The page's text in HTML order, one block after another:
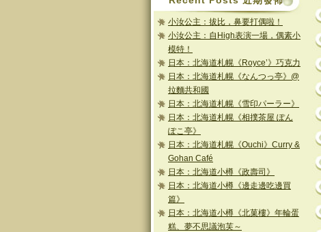
小汝公主：拔比，鼻要打偶啦！
小汝公主：自High表演一場，偶素小
模特！
日本：北海道札幌《Royce’》巧克力
日本：北海道札幌《なんつっ亭》@
拉麵共和國
日本：北海道札幌《雪印パーラー》
日本：北海道札幌《相撲茶屋 ぽん
ぽこ亭》
日本：北海道札幌《Ouchi》Curry &
Gohan Café
日本：北海道小樽《政壽司》
日本：北海道小樽《邊走邊吃邊買
篇》
日本：北海道小樽《北菓樓》年輪蛋
糕、夢不思議泡芙～